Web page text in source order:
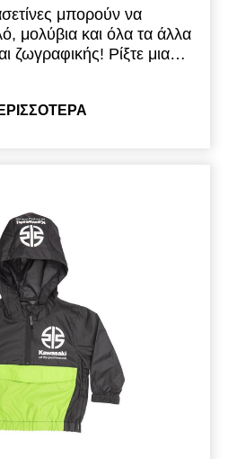
μπορούν να
μολύβια και όλα τα άλλα
ζωγραφικής! Ρίξτε μια